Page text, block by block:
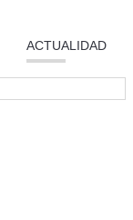
ACTUALIDAD